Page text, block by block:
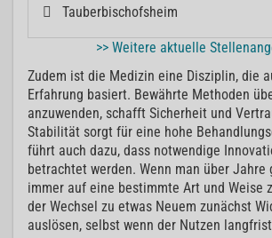
Tauberbischofsheim
>> Weitere aktuelle
Zudem ist die Medizin eine Disziplin, die
Erfahrung basiert. Bewährte Methoden
anzuwenden, schafft Sicherheit und
Stabilität sorgt für eine hohe
führt auch dazu, dass notwendige
betrachtet werden. Wenn man über Jahre
immer auf eine bestimmte Art und Weise
der Wechsel zu etwas Neuem zunächst
auslösen, selbst wenn der Nutzen